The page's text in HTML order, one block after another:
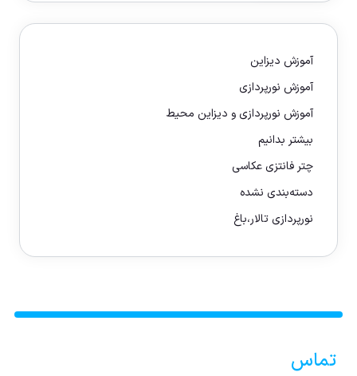
آموزش دیزاین
آموزش نورپردازی
آموزش نورپردازی و دیزاین محیط
بیشتر بدانیم
چتر فانتزی عکاسی
دسته‌بندی نشده
نورپردازی تالار،باغ
تماس